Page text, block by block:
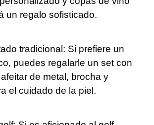
un regalo sofisticado.
tradicional: Si prefiere un
puedes regalarle un set con
de metal, brocha y
el cuidado de la piel.